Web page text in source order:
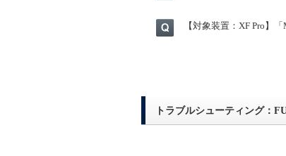
【対象装置：XF Pro】
トラブルシューティング：